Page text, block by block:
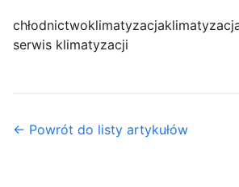
chłodnictwoklimatyzacja
serwis klimatyzacji
← Powrót do listy artykułów